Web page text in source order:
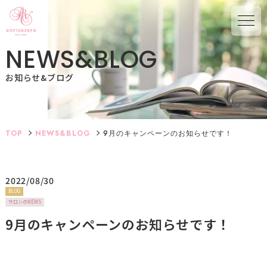
NEWS&BLOG
お知らせ&ブログ
TOP NEWS&BLOG 9月のキャンペーンのお知らせです！
2022/08/30
BLOG
サロンのNEWS
9月のキャンペーンのお知らせです！